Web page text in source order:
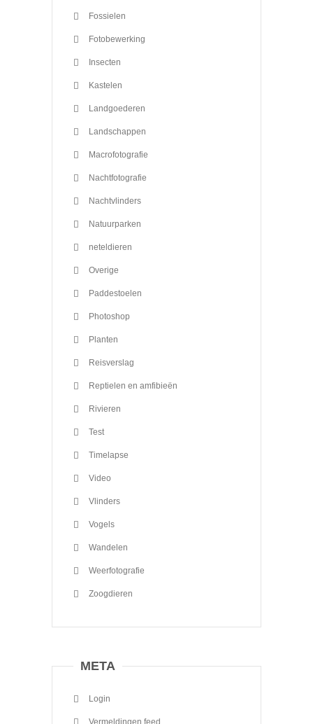
Fossielen
Fotobewerking
Insecten
Kastelen
Landgoederen
Landschappen
Macrofotografie
Nachtfotografie
Nachtvlinders
Natuurparken
neteldieren
Overige
Paddestoelen
Photoshop
Planten
Reisverslag
Reptielen en amfibieën
Rivieren
Test
Timelapse
Video
Vlinders
Vogels
Wandelen
Weerfotografie
Zoogdieren
META
Login